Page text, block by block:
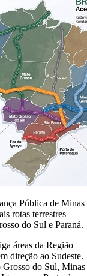
Pública de Minas
rotas terrestres
do Sul e Paraná.
áreas da Região
direção ao Sudeste.
Grosso do Sul, Minas